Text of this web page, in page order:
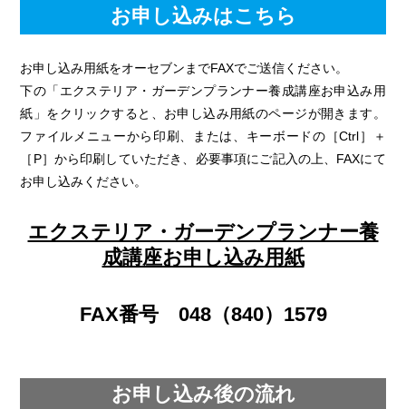
お申し込みはこちら
お申し込み用紙をオーセブンまでFAXでご送信ください。
下の「エクステリア・ガーデンプランナー養成講座お申込み用
紙」をクリックすると、お申し込み用紙のページが開きます。
ファイルメニューから印刷、または、キーボードの［Ctrl］＋
［P］から印刷していただき、必要事項にご記入の上、FAXにて
お申し込みください。
エクステリア・ガーデンプランナー養
成講座お申し込み用紙
FAX番号 048（840）1579
お申し込み後の流れ